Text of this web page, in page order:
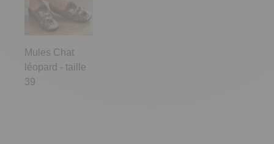
léopard - taille
39